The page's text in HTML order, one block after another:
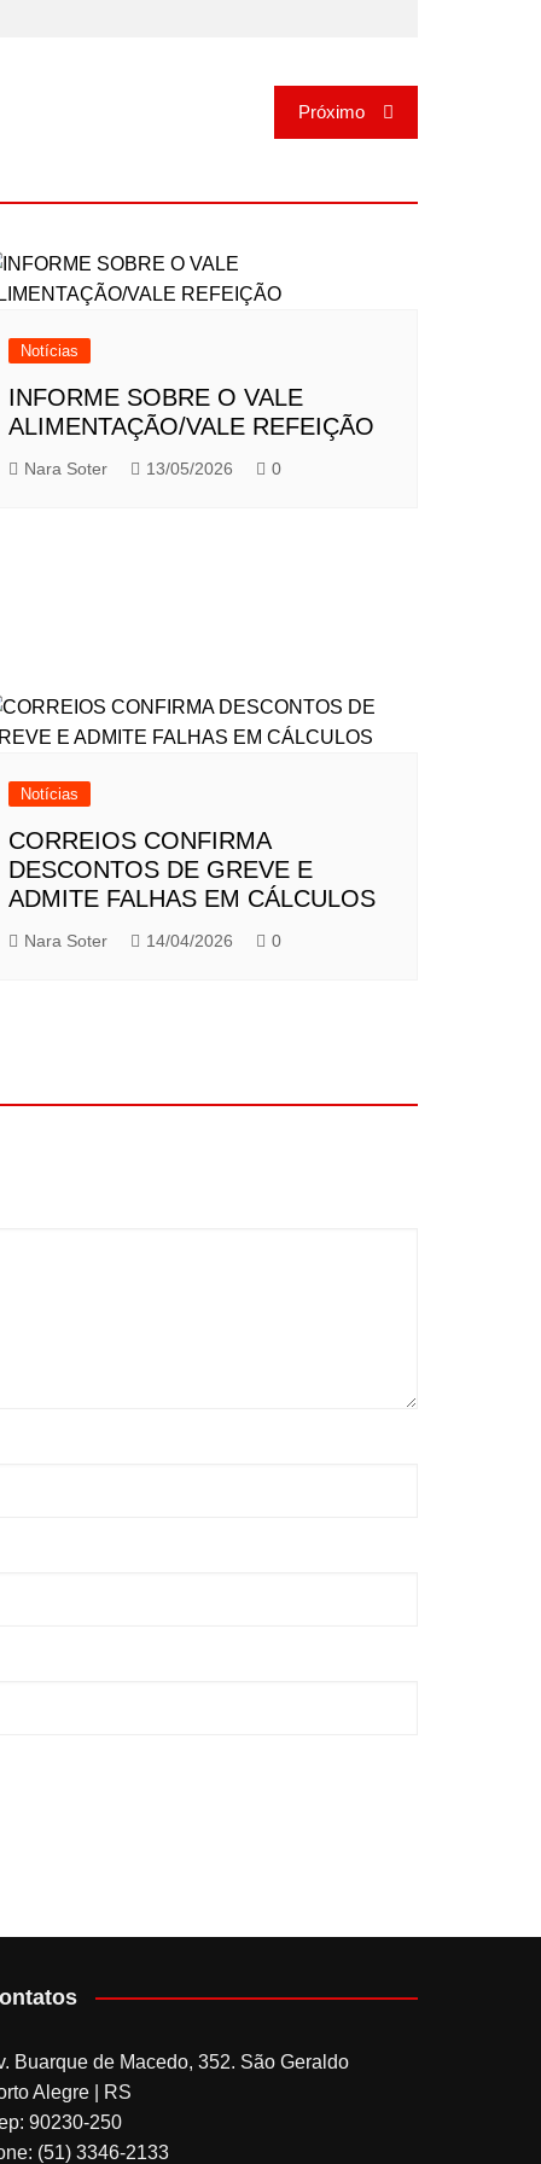
Próximo
Notícias
INFORME SOBRE O VALE
ALIMENTAÇÃO/VALE REFEIÇÃO
Nara Soter 13/05/2026 0
Notícias
CORREIOS CONFIRMA
DESCONTOS DE GREVE E
ADMITE FALHAS EM CÁLCULOS
Nara Soter 14/04/2026 0
Buarque de Macedo, 352. São Geraldo
Alegre | RS
90230-250
(51) 3346-2133